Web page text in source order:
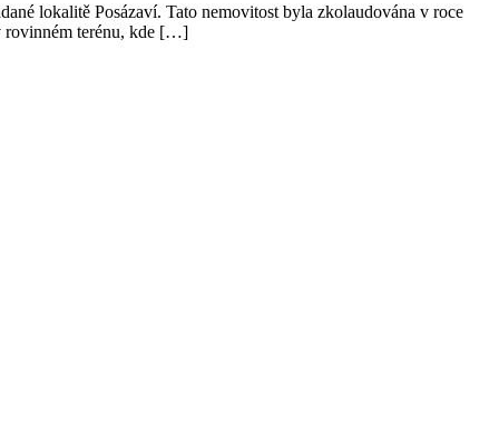
lokalitě Posázaví. Tato nemovitost byla zkolaudována v roce
rovinném terénu, kde […]